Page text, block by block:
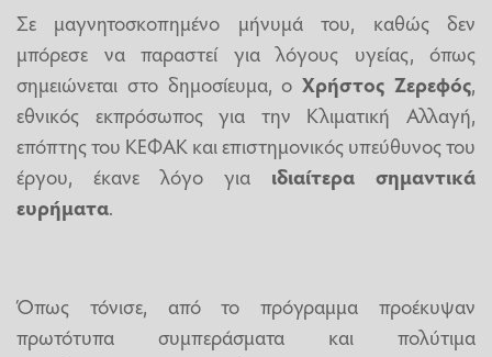
Σε μαγνητοσκοπημένο μήνυμά του, καθώς δεν
μπόρεσε να παραστεί για λόγους υγείας, όπως
σημειώνεται στο δημοσίευμα, οΧρήστος Ζερεφός,
εθνικός εκπρόσωπος για την Κλιματική Αλλαγή,
επόπτης του ΚΕΦΑΚ και επιστημονικός υπεύθυνος του
έργου, έκανε λόγο για ιδιαίτερα σημαντικά
ευρήματα.
Όπως τόνισε, από το πρόγραμμα προέκυψαν
πρωτότυπα συμπεράσματα και πολύτιμα